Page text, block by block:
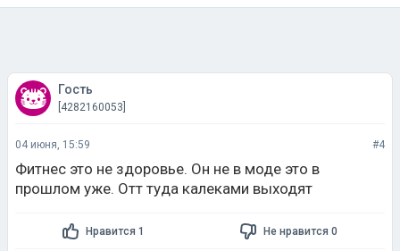
Гость
[4282160053]
04 июня, 15:59 #4
Фитнес это не здоровье. Он не в моде это в
прошлом уже. Отт туда калеками выходят
Нравится 1 Не нравится 0